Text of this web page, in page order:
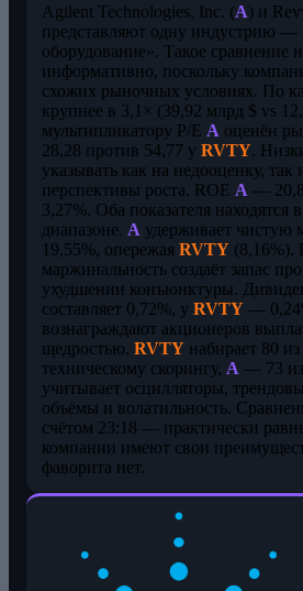
Agilent Technologies, Inc. (A) и
представляют одну индустрию —
оборудование». Такое сравнение
информативно, поскольку
схожих рыночных условиях. По
крупнее в 3,1× (39,92 млрд $ vs
мультипликатору P/E A оценён
28,28 против 54,77 у RVTY.
указывать как на недооценку,
перспективы роста. ROE A —
3,27%. Оба показателя находятся
диапазоне. A удерживает чистую
19,55%, опережая RVTY (8,16%).
маржинальность создаёт запас
ухудшении конъюнктуры.
составляет 0,72%, у RVTY —
вознаграждают акционеров
щедростью. RVTY набирает 80
техническому скорингу, A — 73
учитывает осцилляторы,
объёмы и волатильность.
счётом 23:18 — практически
компании имеют свои
фаворита нет.